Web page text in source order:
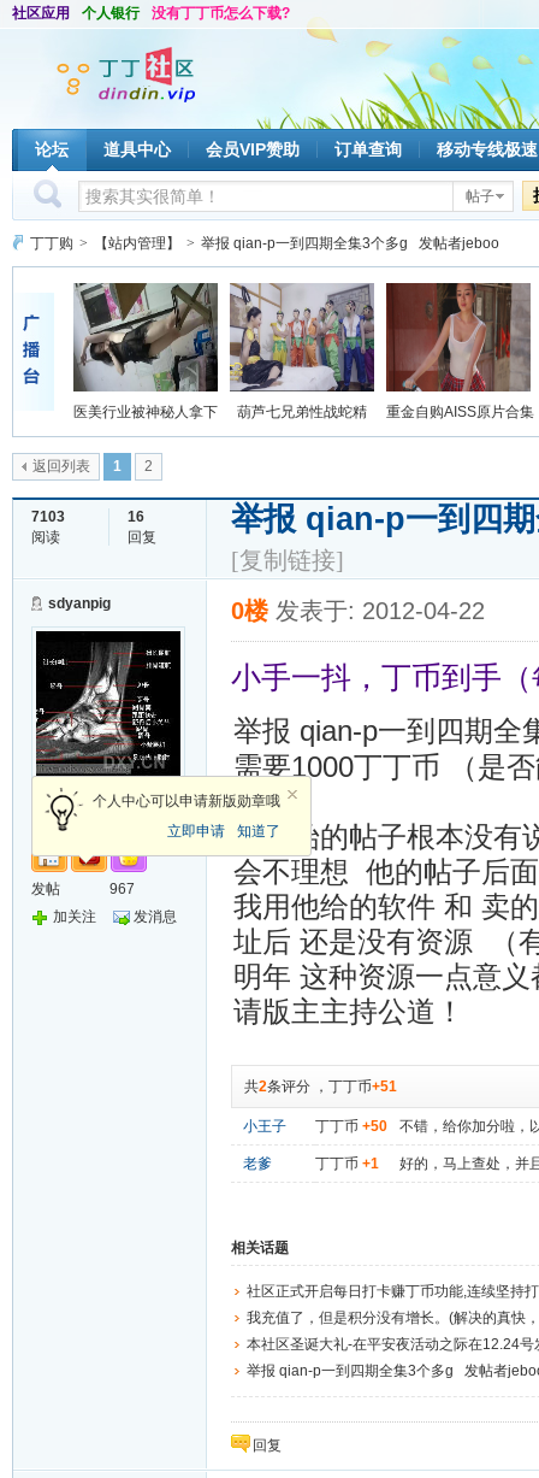
社区应用 个人银行 没有丁丁币怎么下载?
论坛 道具中心 会员VIP赞助 订单查询 移动专线极速
帖子
丁丁购 > 【站内管理】 > 举报 qian-p一到四期全集3个多g 发帖者jeboo
医美行业被神秘人拿下 葫芦七兄弟性战蛇精 重金自购AISS原片合集
返回列表 1 2
7103
阅读
16
回复
举报 qian-p一到四
[复制链接]
sdyanpig
新手上路 个人中心可以申请新版勋章哦
立即申请
知道了
发帖
967
加关注
发消息
0楼 发表于: 2012-04-22
小手一抖，丁币到手
举报 qian-p一到四期
需要1000丁丁币 （是
罚他）
最开始的帖子根本没有
会不理想 他的帖子后
我用他给的软件 和 卖
址后 还是没有资源 （
明年 这种资源一点意义
请版主主持公道！
共2条评分 ， 丁丁币+51
小王子 丁丁币 +50 不错，给你加分啦，
老爹 丁丁币 +1 好的，马上查处，并
相关话题
社区正式开启每日打卡赚丁币功能,连续坚持
丁丁币
我充值了，但是积分没有增长。(解决的真快
本社区圣诞大礼-在平安夜活动之际在12.24
个丁币出售
举报 qian-p一到四期全集3个多g 发帖者
回复